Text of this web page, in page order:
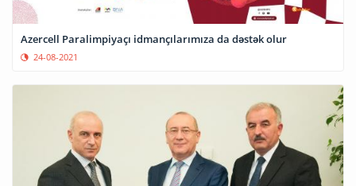
Azercell Paralimpiyaçı idmançılarımıza da dəstək olur
24-08-2021